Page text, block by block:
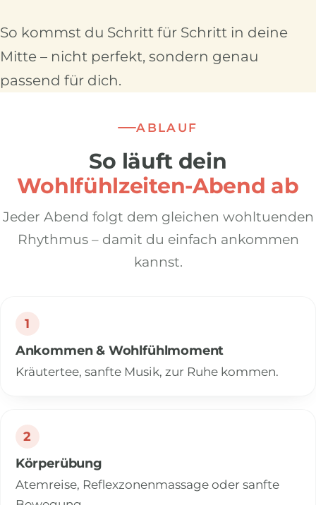
So kommst du Schritt für Schritt in deine
Mitte – nicht perfekt, sondern genau
passend für dich.
ABLAUF
So läuft dein
Wohlfühlzeiten-Abend ab
Jeder Abend folgt dem gleichen wohltuenden
Rhythmus – damit du einfach ankommen
kannst.
1
Ankommen & Wohlfühlmoment
Kräutertee, sanfte Musik, zur Ruhe kommen.
2
Körperübung
Atemreise, Reflexzonenmassage oder sanfte